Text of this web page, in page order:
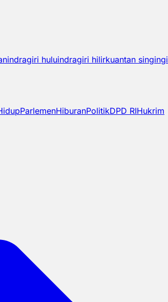
indragiri huluindragiri hilirkuantan singingi
ParlemenHiburanPolitikDPD RIHukrim